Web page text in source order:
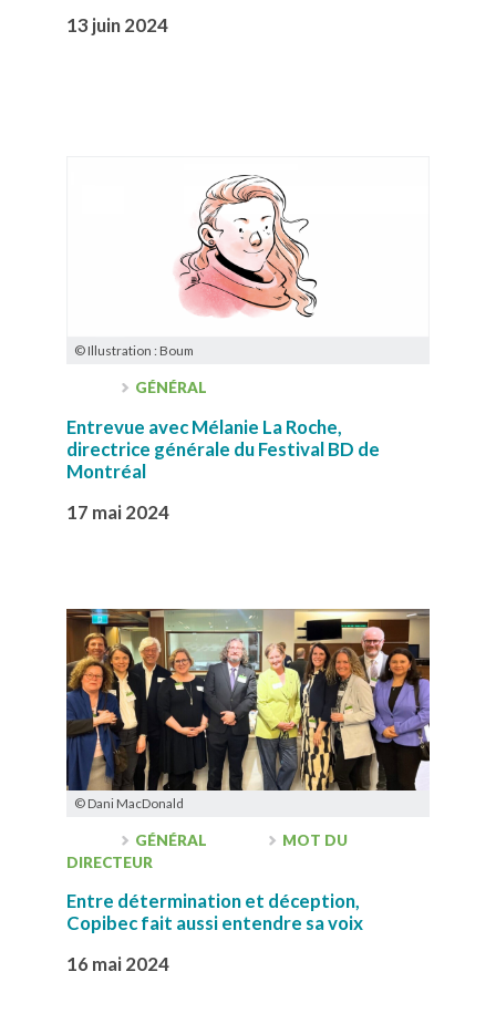
13 juin 2024
© Illustration : Boum
GÉNÉRAL
Entrevue avec Mélanie La Roche,
directrice générale du Festival BD de
Montréal
17 mai 2024
© Dani MacDonald
GÉNÉRAL
MOT DU
DIRECTEUR
Entre détermination et déception,
Copibec fait aussi entendre sa voix
16 mai 2024